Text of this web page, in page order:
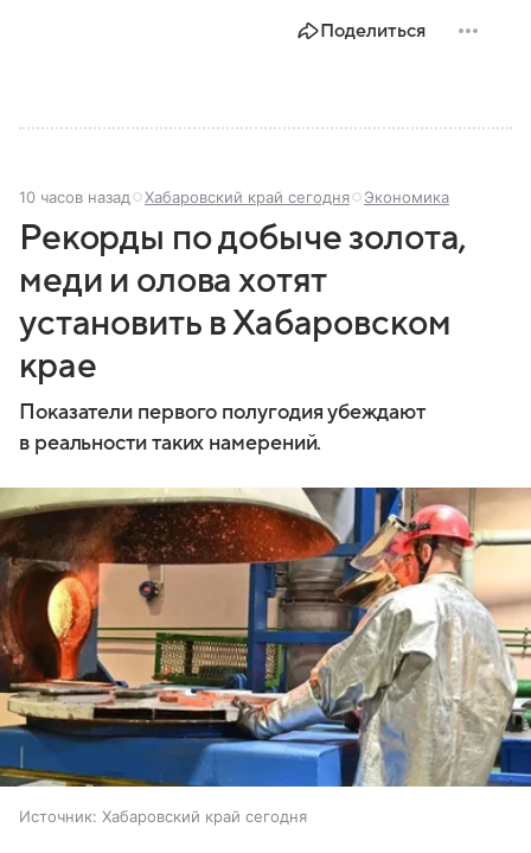
Поделиться
10 часов назад Хабаровский край сегодня Экономика
Рекорды по добыче золота,
меди и олова хотят
установить в Хабаровском
крае
Показатели первого полугодия убеждают
в реальности таких намерений.
Источник: Хабаровский край сегодня